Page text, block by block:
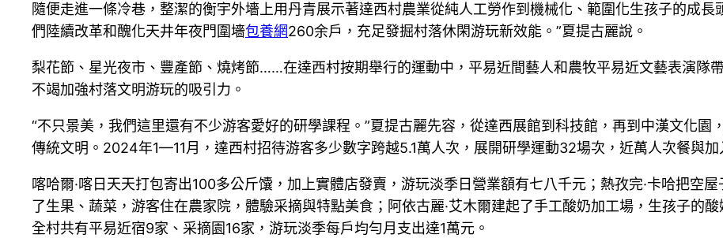
隨便走進一條冷巷，整潔的衡宇外墻上用丹青展示著達西村農業從純人工勞作到機械化、範圍化生孩子的成
們陸續改革和醜化天井年夜門圍墻包養網260余戶，充足發掘村落休閑游玩新效能。”夏提古麗說。
梨花節、星光夜市、豐產節、燒烤節……在達西村按期舉行的運動中，平易近間藝人和農牧平易近文藝表演隊
不竭加強村落文明游玩的吸引力。
“不只景美，我們這里還有不少游客愛好的研學課程。”夏提古麗先容，從達西展館到科技館，再到中漢文化園
傳統文明。2024年1—11月，達西村招待游客多少數字跨越5.1萬人次，展開研學運動32場次，近萬人次餐與加
喀哈爾·喀日天天打包寄出100多公斤馕，加上實體店發賣，游玩淡季日營業額有七八千元；熱孜完·卡哈把空
了生果、蔬菜，游客住在農家院，體驗采摘與特點美食；阿依古麗·艾木爾建起了手工酸奶加工場，生孩子的
全村共有平易近宿9家、采摘園16家，游玩淡季每戶均勻月支出達1萬元。